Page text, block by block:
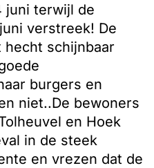
juni terwijl de
verstreek! De
schijnbaar
burgers en
niet..De bewoners
en Hoek
in de steek
en vrezen dat de